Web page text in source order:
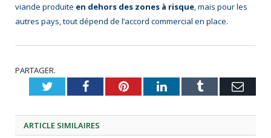
viande produite en dehors des zones à risque , mais pour les
autres pays, tout dépend de l’accord commercial en place.
PARTAGER.
TwitterFacebookPinterestLinkedInTumblr
ARTICLE SIMILAIRES